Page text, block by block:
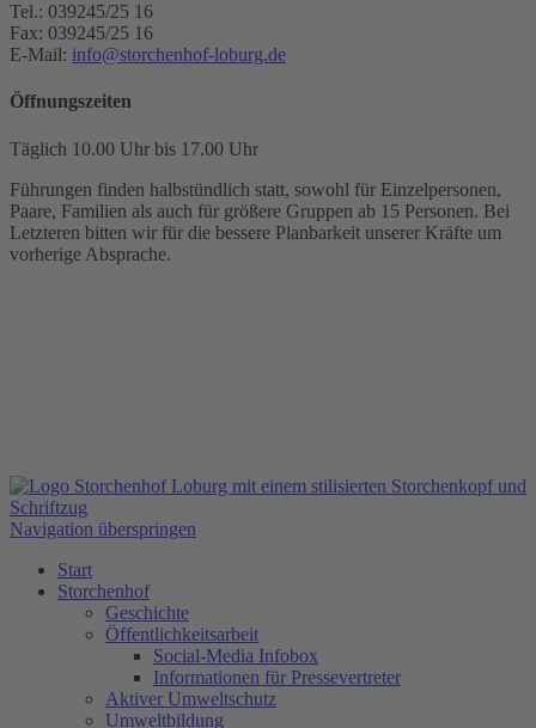
Tel.: 039245/25 16
Fax: 039245/25 16
E-Mail: info@storchenhof-loburg.de
Öffnungszeiten
Täglich 10.00 Uhr bis 17.00 Uhr
Führungen finden halbstündlich statt, sowohl für Einzelpersonen,
Paare, Familien als auch für größere Gruppen ab 15 Personen. Bei
Letzteren bitten wir für die bessere Planbarkeit unserer Kräfte um
vorherige Absprache.
Navigation überspringen
Start
Storchenhof
Geschichte
Öffentlichkeitsarbeit
Social-Media Infobox
Informationen für Pressevertreter
Aktiver Umweltschutz
Umweltbildung